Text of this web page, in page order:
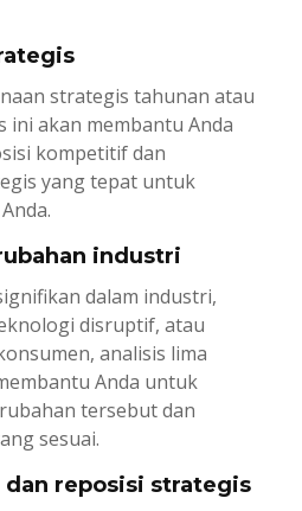
strategis tahunan atau
ini akan membantu Anda
kompetitif dan
yang tepat untuk
industri
dalam industri,
disruptif, atau
analisis lima
Anda untuk
tersebut dan
sesuai.
reposisi strategis